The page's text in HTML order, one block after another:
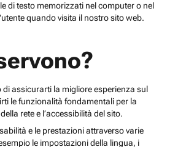
di testo memorizzati nel computer o nel
quando visita il nostro sito web.
di assicurarti la migliore esperienza sul
le funzionalità fondamentali per la
rete e l’accessibilità del sito.
e le prestazioni attraverso varie
le impostazioni della lingua, i